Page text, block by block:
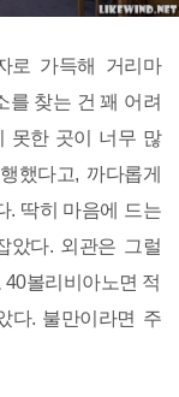
로 가득해 거리마
를 찾는 건 꽤 어려
못한 곳이 너무 많
했다고, 까다롭게
. 딱히 마음에 드는
았다. 외관은 그럴
볼리비아노면 적
다. 불만이라면 주